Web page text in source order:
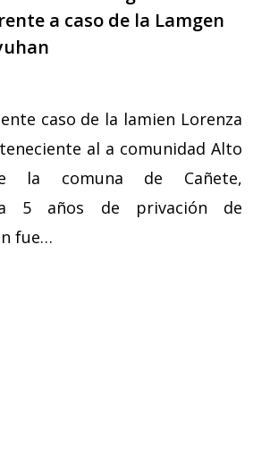
a caso de la Lamgen
caso de la lamien Lorenza
al a comunidad Alto
la comuna de Cañete,
a 5 años de privación de
fue…